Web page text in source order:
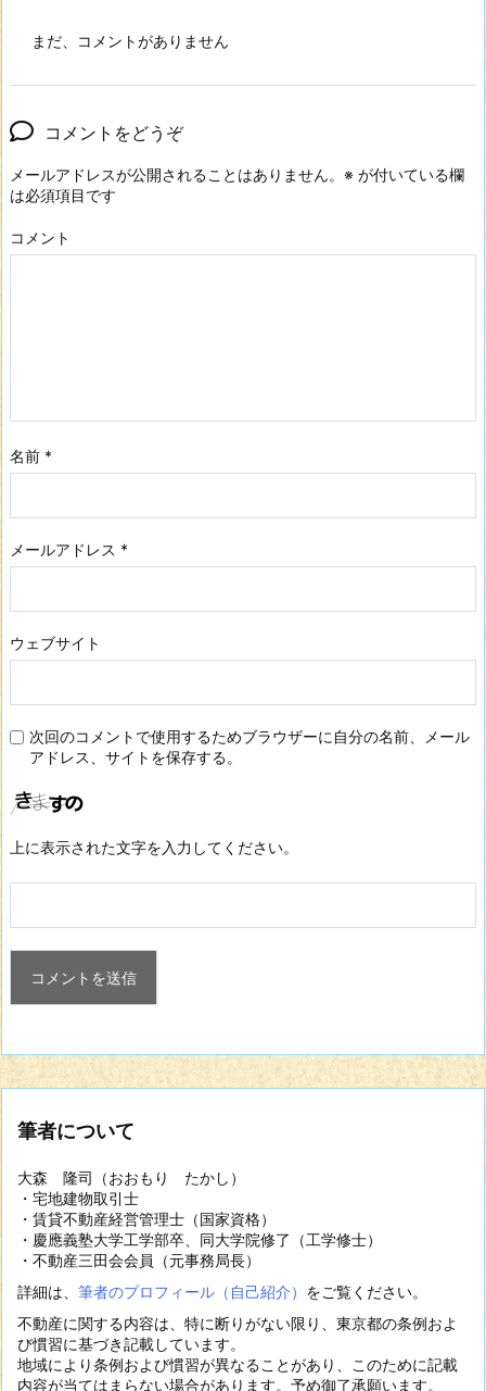
まだ、コメントがありません
コメントをどうぞ
メールアドレスが公開されることはありません。 ※ が付いている欄
は必須項目です
コメント
名前 *
メールアドレス *
ウェブサイト
次回のコメントで使用するためブラウザーに自分の名前、メール
アドレス、サイトを保存する。
上に表示された文字を入力してください。
筆者について
大森 隆司（おおもり たかし）
・宅地建物取引士
・賃貸不動産経営管理士（国家資格）
・慶應義塾大学工学部卒、同大学院修了（工学修士）
・不動産三田会会員（元事務局長）
詳細は、 筆者のプロフィール（自己紹介） をご覧ください。
不動産に関する内容は、特に断りがない限り、東京都の条例およ
び慣習に基づき記載しています。
地域により条例および慣習が異なることがあり、このために記載
内容が当てはまらない場合があります。予め御了承願います。